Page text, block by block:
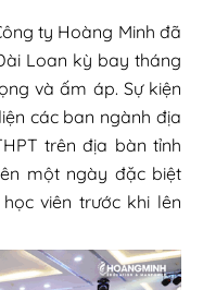
ty Hoàng Minh đã
Loan kỳ bay tháng
và ấm áp. Sự kiện
các ban ngành địa
trên địa bàn tỉnh
một ngày đặc biệt
viên trước khi lên